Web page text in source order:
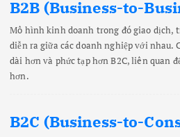
B2B (Business-to-
Mô hình kinh doanh trong đó giao dịch,
diễn ra giữa các doanh nghiệp với nhau.
dài hơn và phức tạp hơn B2C, liên quan
hơn.
B2C (Business-to-